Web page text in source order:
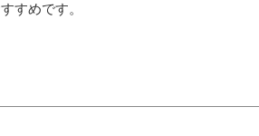
すめです。